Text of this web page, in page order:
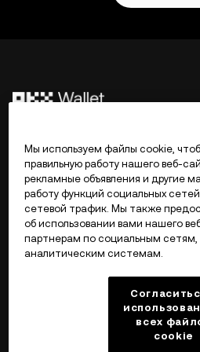
Русский/USD
Мы используем файлы cookie,
правильную работу нашего веб-
рекламные объявления и другие
работу функций социальных
сетевой трафик. Мы также
об использовании вами нашего
партнерам по социальным сетям,
аналитическим системам.
всех
cookie